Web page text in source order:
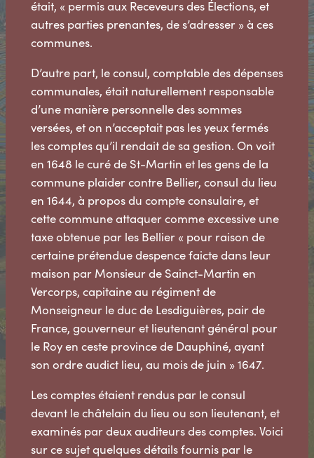
était, « permis aux Receveurs des Élections, et
autres parties prenantes, de s’adresser » à ces
communes.
D’autre part, le consul, comptable des dépenses
communales, était naturellement responsable
d’une manière personnelle des sommes
versées, et on n’acceptait pas les yeux fermés
les comptes qu’il rendait de sa gestion. On voit
en 1648 le curé de St-Martin et les gens de la
commune plaider contre Bellier, consul du lieu
en 1644, à propos du compte consulaire, et
cette commune attaquer comme excessive une
taxe obtenue par les Bellier « pour raison de
certaine prétendue despence faicte dans leur
maison par Monsieur de Sainct-Martin en
Vercorps, capitaine au régiment de
Monseigneur le duc de Lesdiguières, pair de
France, gouverneur et lieutenant général pour
le Roy en ceste province de Dauphiné, ayant
son ordre audict lieu, au mois de juin » 1647.
Les comptes étaient rendus par le consul
devant le châtelain du lieu ou son lieutenant, et
examinés par deux auditeurs des comptes. Voici
sur ce sujet quelques détails fournis par le